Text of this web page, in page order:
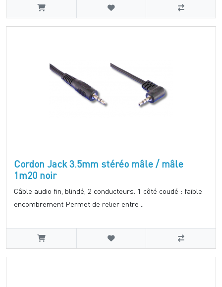
Cordon Jack 3.5mm stéréo mâle / mâle
1m20 noir
Câble audio fin, blindé, 2 conducteurs. 1 côté coudé : faible
encombrement Permet de relier entre ..